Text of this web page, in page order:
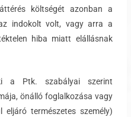
költségét azonban a
indokolt volt, vagy arra a
hiba miatt elállásnak
a Ptk. szabályai szerint
önálló foglalkozása vagy
eljáró természetes személy)